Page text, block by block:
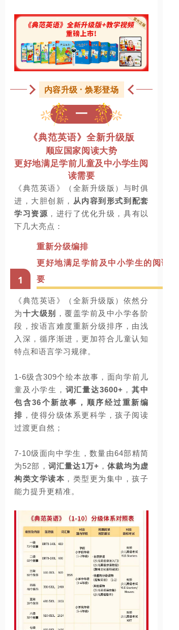
内容升级 · 焕彩登场
一
《典范英语》全新升级版
顺应国家阅读大势
更好地满足学前儿童及中小学生阅
读需要
《典范英语》（全新升级版） 与时俱
进， 大胆创新 ， 从内容到形式到配套
学习资源 ， 进行了优化升级， 具有以
下 几大亮点：
1
重新分级编排
更好地满足学前及中小学生的阅读需
要
《典范英语》（全新升级版）依然分
为十大级别
，覆盖学前及中小学各阶
段，按语言难度重新分级排序，由浅
入深，循序渐进， 更加符合儿童认知
特点和语言学习规律。
1-6级含309个绘本故事，面向学前儿
童及小学生， 词汇量达3600+ ，其中
包含36个新故事 ， 顺序经过重新编
排 ，使得分级体系更科学，孩子阅读
过渡更自然；
7-10级面向中学生， 数量由64部精简
为52部 ， 词汇量达1万+ ，体裁均为虚
构类文学读本 ，类型更为集中，孩子
能力提升更精准。